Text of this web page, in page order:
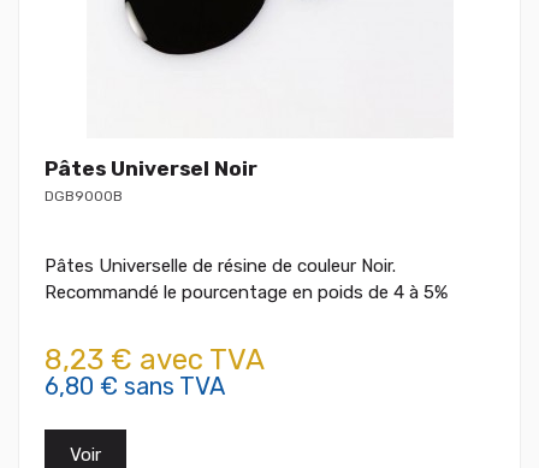
Pâtes Universel Noir
DGB9000B
Pâtes Universelle de résine de couleur Noir.
Recommandé le pourcentage en poids de 4 à 5%
8,23 € avec TVA
6,80 € sans TVA
Voir